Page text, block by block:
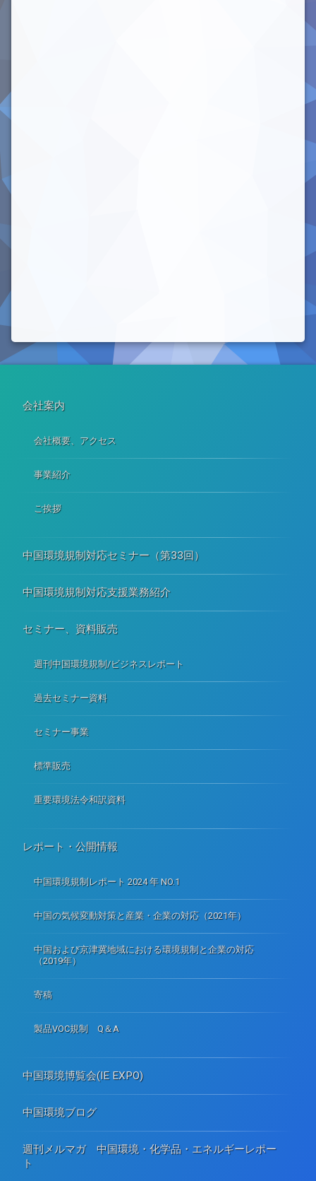
会社案内
会社概要、アクセス
事業紹介
ご挨拶
中国環境規制対応セミナー（第33回）
中国環境規制対応支援業務紹介
セミナー、資料販売
週刊中国環境規制/ビジネスレポート
過去セミナー資料
セミナー事業
標準販売
重要環境法令和訳資料
レポート・公開情報
中国環境規制レポート 2024 年 NO.1
中国の気候変動対策と産業・企業の対応（2021年）
中国および京津冀地域における環境規制と企業の対応
（2019年）
寄稿
製品VOC規制 Q＆A
中国環境博覧会(IE EXPO)
中国環境ブログ
週刊メルマガ 中国環境・化学品・エネルギーレポー
ト